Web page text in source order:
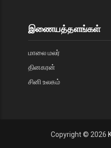
இணையத்தளங்கள்
மாலை மலர்
தினகரன்
சினி உலகம்
Copyright © 2026